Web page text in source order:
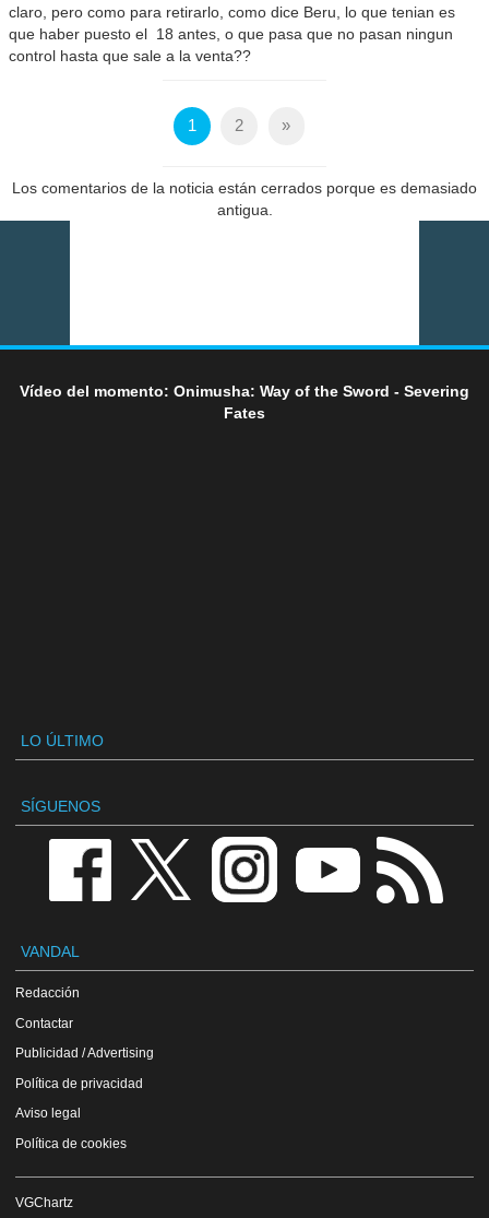
claro, pero como para retirarlo, como dice Beru, lo que tenian es
que haber puesto el 18 antes, o que pasa que no pasan ningun
control hasta que sale a la venta??
1 2 »
Los comentarios de la noticia están cerrados porque es demasiado
antigua.
Vídeo del momento: Onimusha: Way of the Sword - Severing
Fates
LO ÚLTIMO
SÍGUENOS
VANDAL
Redacción
Contactar
Publicidad / Advertising
Política de privacidad
Aviso legal
Política de cookies
VGChartz